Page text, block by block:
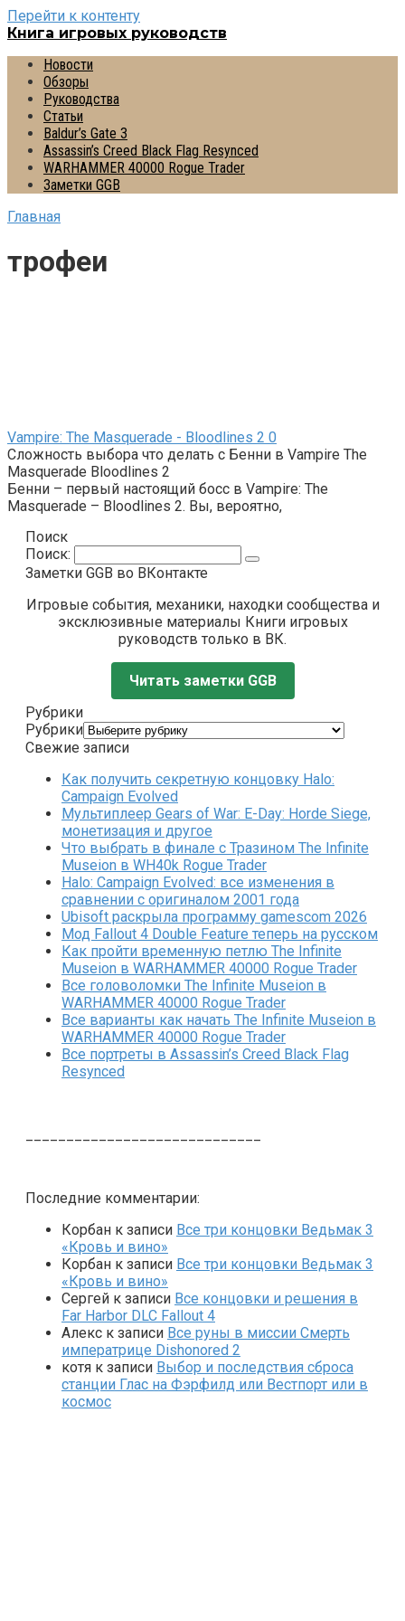
Перейти к контенту
Книга игровых руководств
Новости
Обзоры
Руководства
Статьи
Baldur’s Gate 3
Assassin’s Creed Black Flag Resynced
WARHAMMER 40000 Rogue Trader
Заметки GGB
Главная
трофеи
Vampire: The Masquerade - Bloodlines 2 0
Сложность выбора что делать с Бенни в Vampire The
Masquerade Bloodlines 2
Бенни – первый настоящий босс в Vampire: The
Masquerade – Bloodlines 2. Вы, вероятно,
Поиск
Поиск:
Заметки GGB во ВКонтакте
Игровые события, механики, находки сообщества и
эксклюзивные материалы Книги игровых
руководств только в ВК.
Читать заметки GGB
Рубрики
Рубрики
Свежие записи
Как получить секретную концовку Halo:
Campaign Evolved
Мультиплеер Gears of War: E-Day: Horde Siege,
монетизация и другое
Что выбрать в финале с Тразином The Infinite
Museion в WH40k Rogue Trader
Halo: Campaign Evolved: все изменения в
сравнении с оригиналом 2001 года
Ubisoft раскрыла программу gamescom 2026
Мод Fallout 4 Double Feature теперь на русском
Как пройти временную петлю The Infinite
Museion в WARHAMMER 40000 Rogue Trader
Все головоломки The Infinite Museion в
WARHAMMER 40000 Rogue Trader
Все варианты как начать The Infinite Museion в
WARHAMMER 40000 Rogue Trader
Все портреты в Assassin’s Creed Black Flag
Resynced
Последние комментарии:
Корбан к записи Все три концовки Ведьмак 3
«Кровь и вино»
Корбан к записи Все три концовки Ведьмак 3
«Кровь и вино»
Сергей к записи Все концовки и решения в
Far Harbor DLC Fallout 4
Алекс к записи Все руны в миссии Смерть
императрице Dishonored 2
котя к записи Выбор и последствия сброса
станции Глас на Фэрфилд или Вестпорт или в
космос